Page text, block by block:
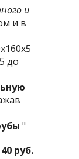
и
и в
до
"
руб.